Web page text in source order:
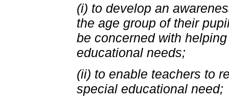
(i) to develop an
the age group of their
be concerned with
educational needs;
(ii) to enable teachers to
special educational need;